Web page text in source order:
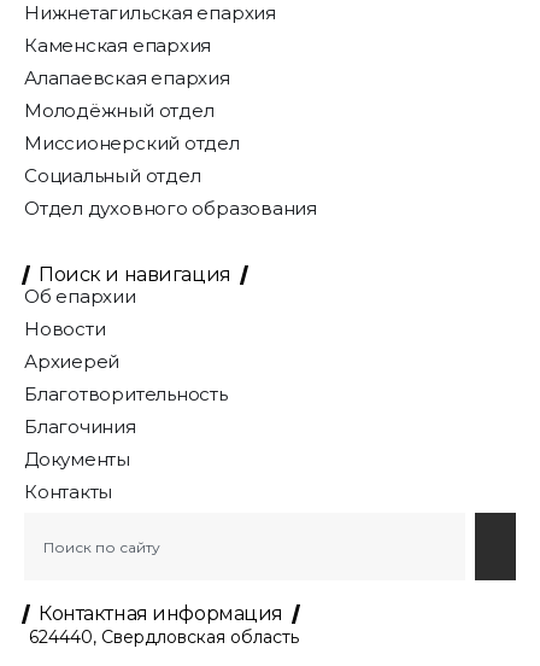
Нижнетагильская епархия
Каменская епархия
Алапаевская епархия
Молодёжный отдел
Миссионерский отдел
Социальный отдел
Отдел духовного образования
Поиск и навигация
Об епархии
Новости
Архиерей
Благотворительность
Благочиния
Документы
Контакты
Контактная информация
624440, Свердловская область